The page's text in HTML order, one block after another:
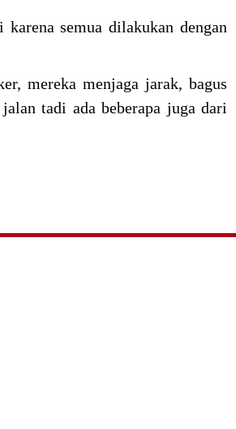
semua dilakukan dengan
mereka menjaga jarak, bagus
tadi ada beberapa juga dari